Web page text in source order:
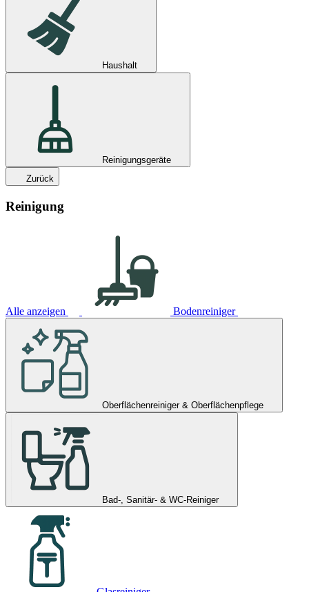
Haushalt
Reinigungsgeräte
Zurück
Reinigung
Alle anzeigen Bodenreiniger
Oberflächenreiniger & Oberflächenpflege
Bad-, Sanitär- & WC-Reiniger